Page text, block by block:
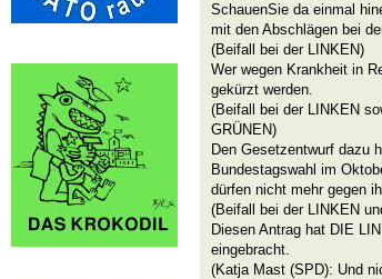
SchauenSie da einmal
mit den Abschlägen bei
(Beifall bei der LINKEN)
Wer wegen Krankheit in
gekürzt werden.
(Beifall bei der LINKEN
GRÜNEN)
Den Gesetzentwurf dazu
Bundestagswahl im
dürfen nicht mehr gegen
(Beifall bei der LINKEN
Diesen Antrag hat DIE
eingebracht.
(Katja Mast (SPD): Und